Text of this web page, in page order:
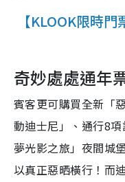
【KLOOK限時門
奇妙處處通年
賓客更可購買全新「
動迪士尼」、通行8
夢光影之旅」夜間城
以真正惡晒橫行！而